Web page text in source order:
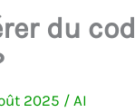
du
2025 / AI